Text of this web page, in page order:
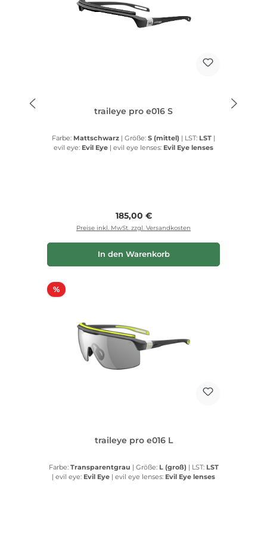
traileye pro e016 S
Farbe: Mattschwarz | Größe: S (mittel) | LST: LST |
evil eye: Evil Eye | evil eye lenses: Evil Eye lenses
Regulärer Preis:
185,00 €
Preise inkl. MwSt. zzgl. Versandkosten
In den Warenkorb
%Rabatt
traileye pro e016 L
Farbe: Transparentgrau | Größe: L (groß) | LST: LST
| evil eye: Evil Eye | evil eye lenses: Evil Eye lenses